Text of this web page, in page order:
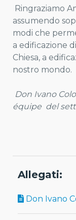
Allegati:
Don Ivano
Ringraziamo
assumendo
modi che
a edificazione
Chiesa, a
nostro mondo.
Don Ivano
équipe del